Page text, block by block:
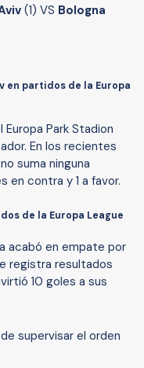
(1) VS Bologna
en partidos de la Europa
Park Stadion
En los recientes
suma ninguna
en contra y 1 a favor.
de la Europa League
acabó en empate por
registra resultados
10 goles a sus
supervisar el orden